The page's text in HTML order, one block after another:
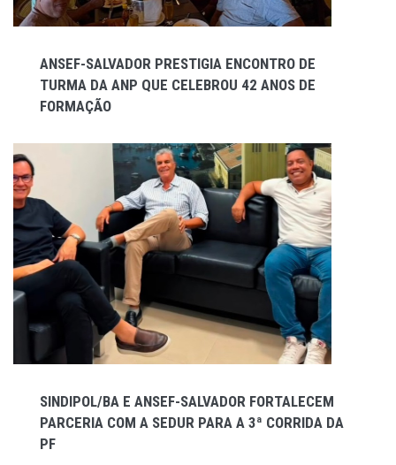
ANSEF-SALVADOR PRESTIGIA ENCONTRO DE
TURMA DA ANP QUE CELEBROU 42 ANOS DE
FORMAÇÃO
SINDIPOL/BA E ANSEF-SALVADOR FORTALECEM
PARCERIA COM A SEDUR PARA A 3ª CORRIDA DA
PF